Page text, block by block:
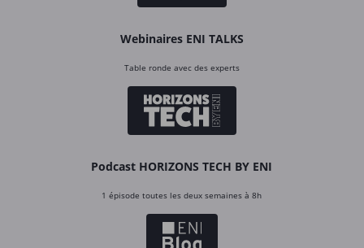
Webinaires ENI TALKS
Table ronde avec des experts
Podcast HORIZONS TECH BY ENI
1 épisode toutes les deux semaines à 8h